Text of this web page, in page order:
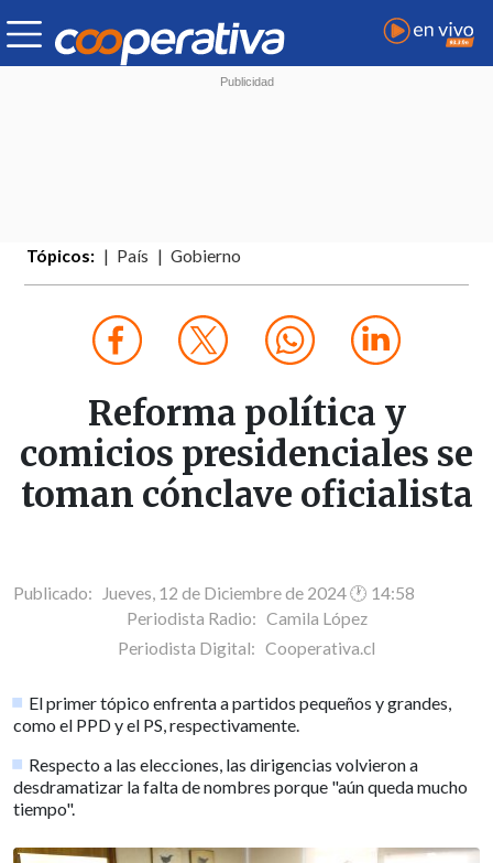
Tópicos: País Gobierno
Reforma política y
comicios presidenciales se
toman cónclave oficialista
Publicado: Jueves, 12 de Diciembre de 2024 🕐 14:58
Periodista Radio: Camila López
Periodista Digital: Cooperativa.cl
El primer tópico enfrenta a partidos pequeños y grandes,
como el PPD y el PS, respectivamente.
Respecto a las elecciones, las dirigencias volvieron a
desdramatizar la falta de nombres porque "aún queda mucho
tiempo".